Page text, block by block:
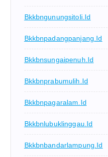
Bkkbngunungsitoli.id
Bkkbnpadangpanjang.id
Bkkbnsungaipenuh.id
Bkkbnprabumulih.id
Bkkbnpagaralam.id
Bkkbnlubuklinggau.id
Bkkbnbandarlampung.id